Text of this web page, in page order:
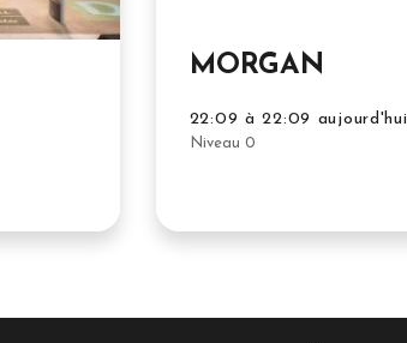
MORGAN
22:09 à 22:09 aujourd'hui
Niveau 0